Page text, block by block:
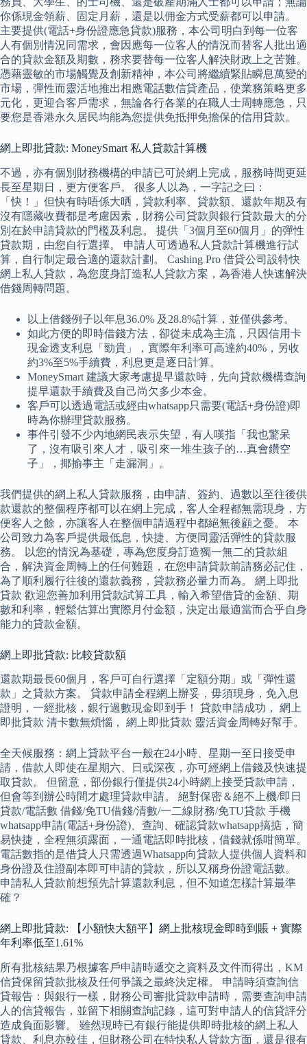
你係現金領薪、固定月薪，還是以佣金方式受薪都可以申請。
主要提供(電話+身份證應急貸款)服務，本公司明白到每一位客
人有個別情況同需求，會因應每一位客人的情況而替客人批出適
合的貸款金額及期數，務求要替每一位客人解決財政上之苦難。
憑藉靈敏的市場觸覺及創新精神，本公司將繼續緊貼瞬息萬變的
市場，彈性而靈活地推出相應電話數信貸產品，使業務策略更多
元化，更迎合客戶需求，無論各行各業的在職人士周轉應急，只
要您是香港永久居民均能為您提供免抵押免擔保的信用貸款。
網上即批貸款: MoneySmart 私人貸款計算機
不過，亦有個別財務機構的申請已可於網上完成，服務時間更延
長至星期日，更方便客戶。 很多人以為，一字記之曰：
「快！」但快有時唔係大晒，貸款利率、貸款額、還款年期及有
沒有隱藏收費都是考慮因素，財務公司貸款與銀行貸款最大的分
別在於申請貸款的門檻及利息。 提供「3個月至60個月」的彈性
貸款期，由您自行選擇。 申請人可透過私人貸款計算機進行試
算，自行制定最合適的還款計劃。 Cashing Pro 借貸公司設特快
網上私人貸款，為您度身訂造私人貸款方案，為香港人快速解決
借錢周轉問題。
以上借錢例子以年息36.0% 及28.8%計算，並僅供參考。
如此方便的即時借錢方法，卻從未成為主流，只因信用卡
現金透支利息「勁貴」，實際年利率可高達約40%，另收
約3%至5%手續費，利息更是逐日計算。
MoneySmart 建議大家考慮提早還款時，先向貸款機構查詢
提早還款手續費及自己尚欠多少本金。
客戶可以透過電話或經由whatsapp只需要(電話+身份證)即
時為你辦理貸款服務。
事件引發不少內地網民表示失望，有人嘆指「我也驚呆
了，沒有吸引來人才，吸引來一堆生孩子的…真會鑽空
子」，揶揄事主「走漏洞」。
我們提供的網上私人貸款服務，由申請、簽約、過數以至往後供
款還款的整個程序都可以在網上完成，客人全程都無需現身，方
便客人之餘，亦讓客人在整個申請過程中都絕無後顧之憂。 本
公司致力為客戶提供最低息，快捷、方便同靈活彈性的貸款服
務。 以您的情況為基礎，專為您度身訂造獨一無二的貸款組
合，解決資金周轉上的任何難題，在您申請貸款前請務必記住，
為了順利履行往後的還款義務，貸款務必量力而為。 網上即批
貸款 歡迎您善加利用貸款試算工具，輸入希望借貸的金額、期
數和利率，輕鬆估算出實際月付金額，決定出最適當而合乎自身
能力的貸款金額。
網上即批貸款: 比較貸款額
還款期最長60個月，客戶可自行選擇「定額分期」或「彈性還
款」之貸款方案。 貸款申請全程網上辦妥，毋須現身，免入息
證明，一經批核，銀行過數現金即到手！ 貸款申請成功， 網上
即批貸款 清卡數無煩惱， 網上即批貸款 靈活資金周轉好幫手。
全天候服務：網上貸款平台一般在24小時、星期一至日接受申
請，借款人即使在星期六、日或深夜，亦可經網上借錢及快速提
取貸款。 但留意，部份銀行僅提供24小時網上接受貸款申請，
但會等到辦公時間才處理貸款申請。 絕對保密＆絕不上機/即日
貸款/電話數 借錢/免TU借錢/清數/一二線財務/免TU貸款 手機
whatsapp申請(電話+身份證)、查詢、確認貸款whatsapp搞掂，簡
易快捷，全程無須露面，一通電話即時批核，借錢就係咁簡單。
電話數指的是借貸人只需透過Whatsapp向貸款人提供個人資料和
身份證及住證副本即可申請的貸款，所以又稱身份證電話數。
申請私人貸款前想預先計算還款利息，但不知道怎樣計算最準
確？
網上即批貸款: 【小額快大額平】網上批核現金即時到賬 + 實際
年利率低至1.61%
所有批核結果乃根據客戶申請時遞交之資料及文件而得出，KM
信貸保留貸款批核及任何爭議之最終決定權。 申請時須查詢信
貸報告：與銀行一樣，財務公司審批貸款申請時，需要查詢申請
人的信貸報告，並留下相關查詢記錄，這可對申請人的信貸評分
造成負面影響。 雖然現時已有銀行能提供即時批核的網上私人
貸款、利息亦較佳，但財務公司在特快私人貸款方面，還是很有